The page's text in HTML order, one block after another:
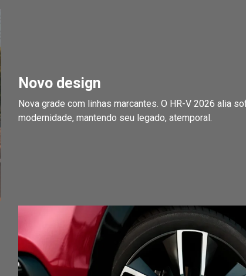
Novo design
Nova grade com linhas marcantes. O HR-V 2026 alia
modernidade, mantendo seu legado, atemporal.